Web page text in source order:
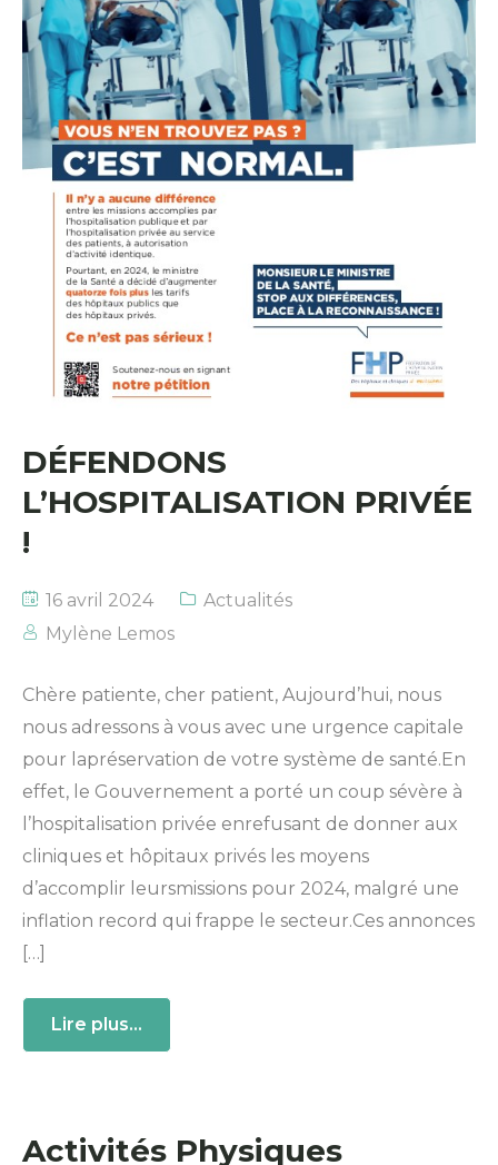
DÉFENDONS
L’HOSPITALISATION PRIVÉE
!
16 avril 2024
Actualités
Mylène Lemos
Chère patiente, cher patient, Aujourd’hui, nous
nous adressons à vous avec une urgence capitale
pour lapréservation de votre système de santé.En
effet, le Gouvernement a porté un coup sévère à
l’hospitalisation privée enrefusant de donner aux
cliniques et hôpitaux privés les moyens
d’accomplir leursmissions pour 2024, malgré une
inflation record qui frappe le secteur.Ces annonces
[…]
Lire plus...
Activités Physiques